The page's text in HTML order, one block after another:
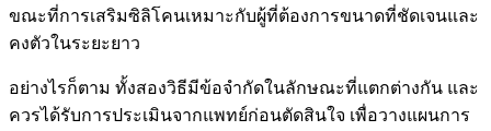
ขณะที่การเสริมซิลิโคนเหมาะกับผู้ที่ต้องการขนาดที่ชัดเจนและ
คงตัวในระยะยาว
อย่างไรก็ตาม ทั้งสองวิธีมีข้อจำกัดในลักษณะที่แตกต่างกัน และ
ควรได้รับการประเมินจากแพทย์ก่อนตัดสินใจ เพื่อวางแผนการ